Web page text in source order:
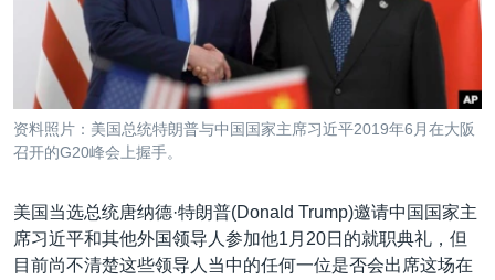
美洲
全球议题
劳工
环境
美中关系
美国建国250周年
埃博拉疫情
美国之音专访
台海两岸关系
南中国海争端
中文广播
关注我们
其他语言网站
资料照片：美国总统特朗普与中国国家主席习近平2019年6月在大阪
召开的G20峰会上握手。
美国当选总统唐纳德·特朗普(Donald Trump)邀请中国国家主
席习近平和其他外国领导人参加他1月20日的就职典礼，但
目前尚不清楚这些领导人当中的任何一位是否会出席这场在